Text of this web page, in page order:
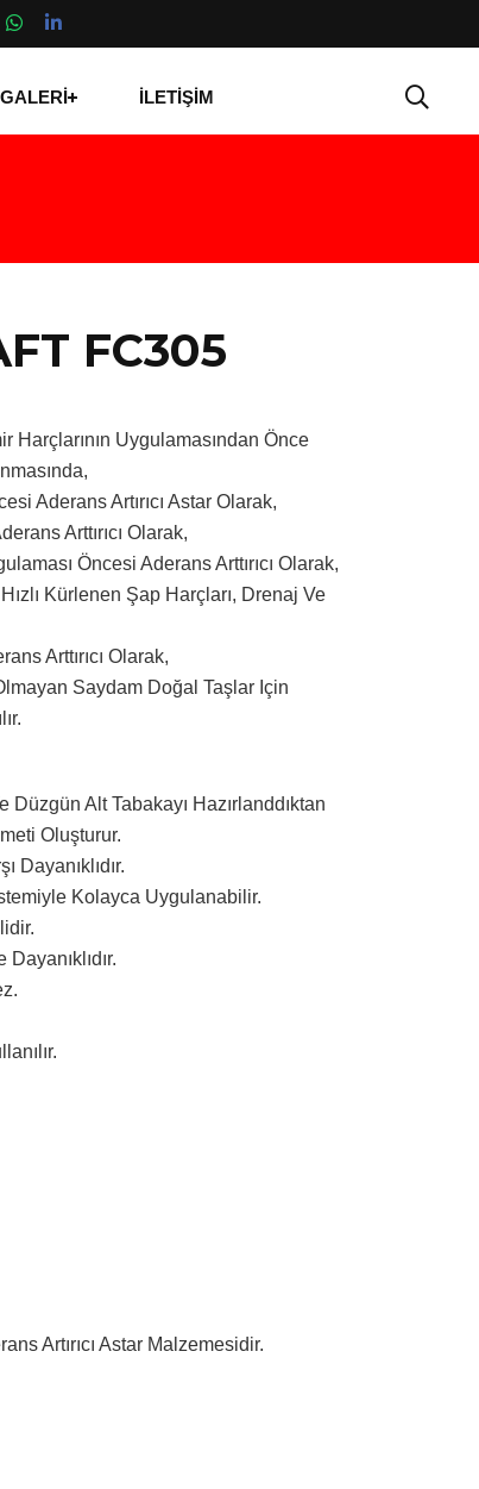
GALERİ İLETİŞİM
FC305
Harçlarının Uygulamasından Önce
Aderans Artırıcı Astar Olarak,
Arttırıcı Olarak,
Öncesi Aderans Arttırıcı Olarak,
Kürlenen Şap Harçları, Drenaj Ve
Arttırıcı Olarak,
Saydam Doğal Taşlar Için
Düzgün Alt Tabakayı Hazırlanddıktan
Oluşturur.
Dayanıklıdır.
Kolayca Uygulanabilir.
Artırıcı Astar Malzemesidir.